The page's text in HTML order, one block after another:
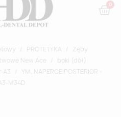
PROTETYKA
Zęby
New Ace
boki (dół)
A3
YM. NAPERCE POSTERIOR -
M34D